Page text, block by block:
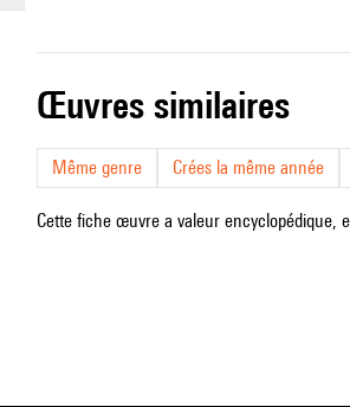
œuvres similaires
Même genre Crées la même année
Cette fiche œuvre a valeur encyclopédique,